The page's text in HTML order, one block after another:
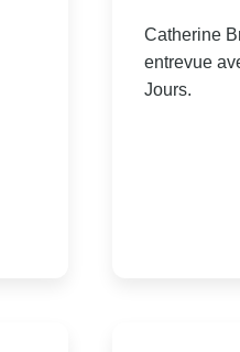
Catherine
entrevue
Jours.